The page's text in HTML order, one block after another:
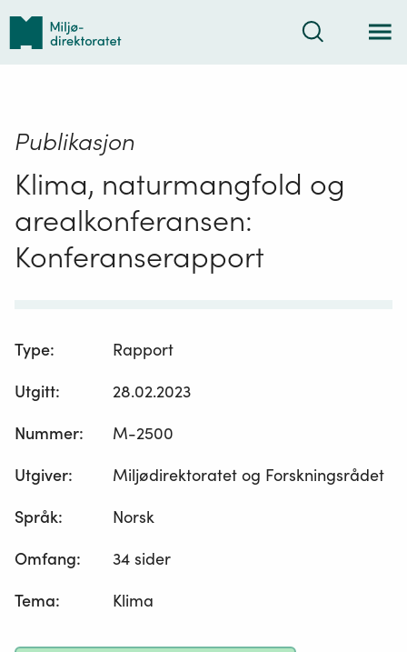
Tilbake
forsiden
Søk
Publikasjon
Klima, naturmangfold og
arealkonferansen:
Konferanserapport
Type:
Rapport
Utgitt:
28.02.2023
Nummer:
M-2500
Utgiver:
Miljødirektoratet og Forskningsrådet
Språk:
Norsk
Omfang:
34 sider
Tema: Klima